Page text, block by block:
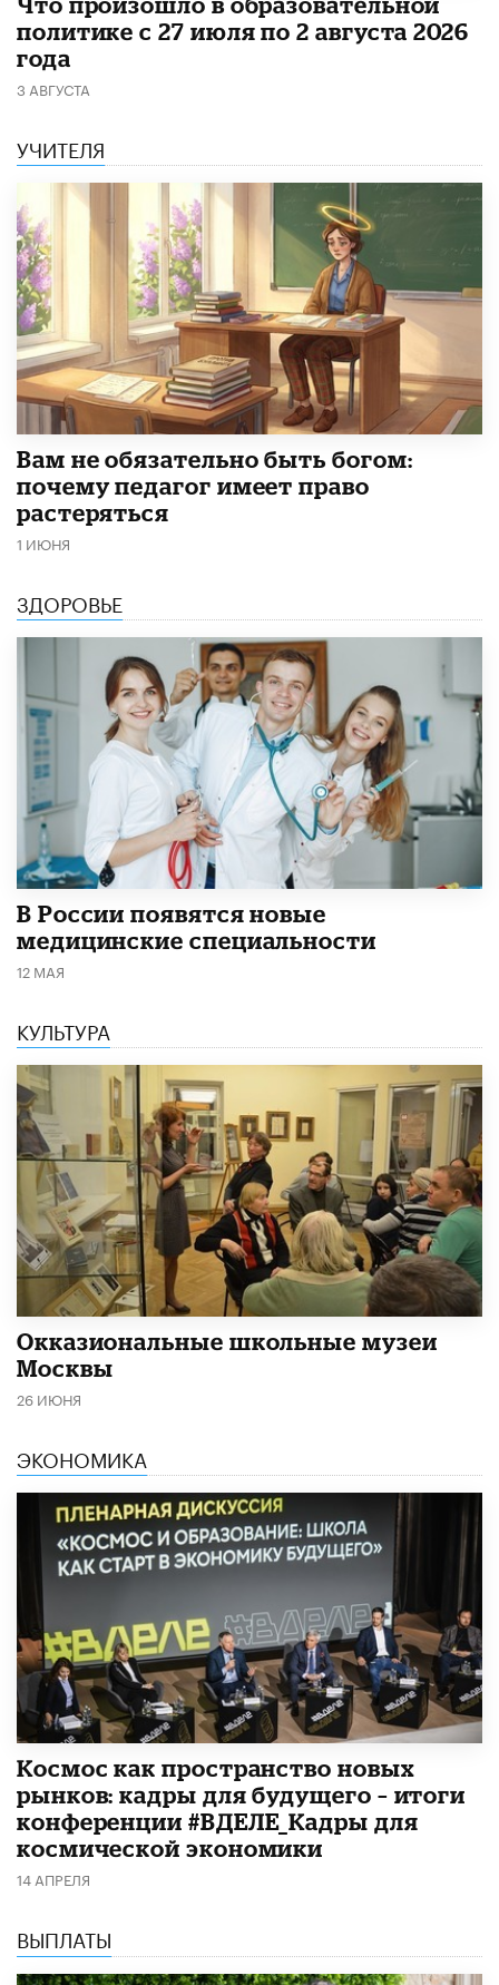
политике с 27 июля по 2 августа 2026
года
3 АВГУСТА
УЧИТЕЛЯ
​Вам не обязательно быть богом:
почему педагог имеет право
растеряться
1 ИЮНЯ
ЗДОРОВЬЕ
В России появятся новые
медицинские специальности
12 МАЯ
КУЛЬТУРА
​Окказиональные школьные музеи
Москвы
26 ИЮНЯ
ЭКОНОМИКА
Космос как пространство новых
рынков: кадры для будущего – итоги
конференции #ВДЕЛЕ_Кадры для
космической экономики
14 АПРЕЛЯ
ВЫПЛАТЫ